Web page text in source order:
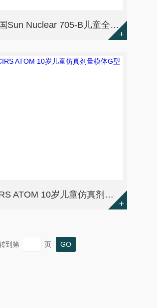
美国Sun Nuclear 705-B儿童全身剂量模体
CIRS ATOM 10岁儿童仿真剂量模体G型
到第 页